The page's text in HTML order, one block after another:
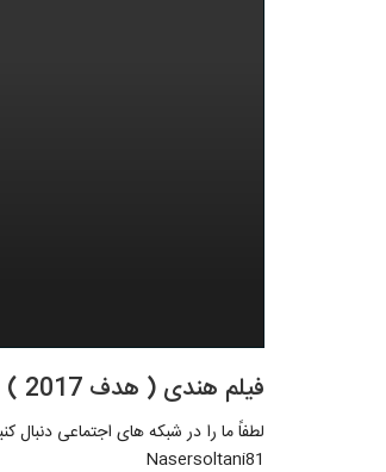
فیلم هندی ( هدف 2017 )
لطفاً ما را در شبکه های اجتماعی دنبال
Nasersoltani81